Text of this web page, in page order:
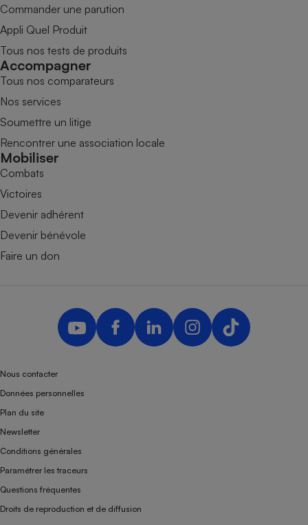
Commander une parution
Appli Quel Produit
Tous nos tests de produits
Accompagner
Tous nos comparateurs
Nos services
Soumettre un litige
Rencontrer une association locale
Mobiliser
Combats
Victoires
Devenir adhérent
Devenir bénévole
Faire un don
Nous contacter
Données personnelles
Plan du site
Newsletter
Conditions générales
Paramétrer les traceurs
Questions fréquentes
Droits de reproduction et de diffusion